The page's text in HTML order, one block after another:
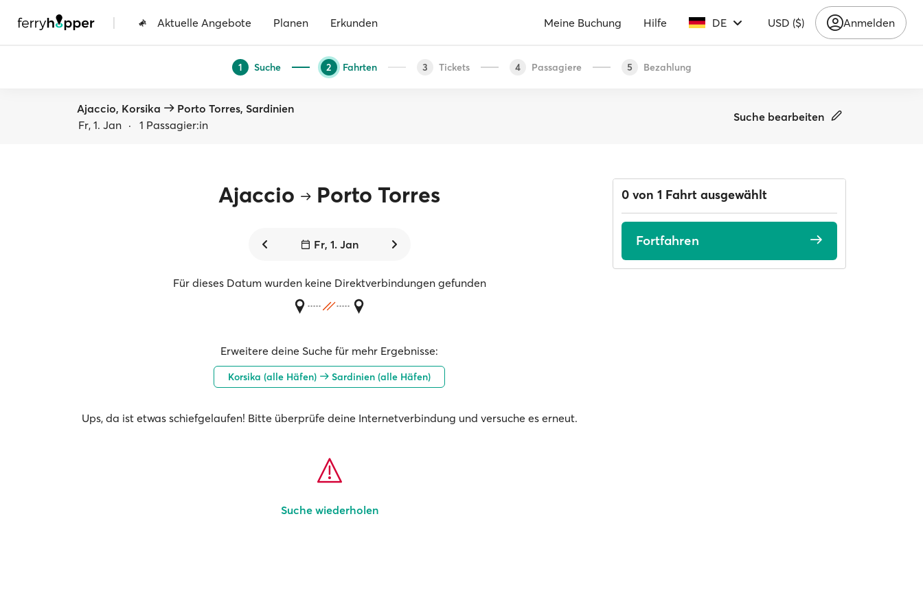
| Aktuelle Angebote Planen Erkunden Meine Buchung Hilfe DE USD ($) Anmelden
1 Suche 2 Fahrten 3 Tickets 4 Passagiere 5 Bezahlung
Ajaccio, Korsika
Porto Torres, Sardinien
Fr, 1. Jan · 1 Passagier:in
Suche bearbeiten
Ajaccio Porto Torres
Fr, 1. Jan
Für dieses Datum wurden keine Direktverbindungen gefunden
Erweitere deine Suche für mehr Ergebnisse:
Korsika (alle Häfen) Sardinien (alle Häfen)
Ups, da ist etwas schiefgelaufen! Bitte überprüfe deine Internetverbindung und versuche es erneut.
Suche wiederholen
0 von 1 Fahrt ausgewählt
Fortfahren